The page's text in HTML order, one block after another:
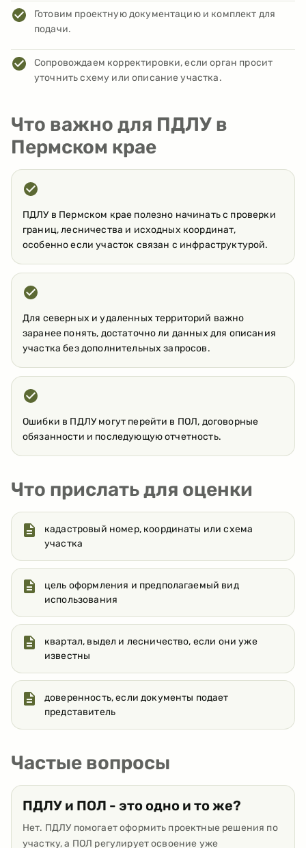
Готовим проектную документацию и комплект для
подачи.
Сопровождаем корректировки, если орган просит
уточнить схему или описание участка.
Что важно для ПДЛУ в
Пермском крае
ПДЛУ в Пермском крае полезно начинать с проверки
границ, лесничества и исходных координат,
особенно если участок связан с инфраструктурой.
Для северных и удаленных территорий важно
заранее понять, достаточно ли данных для описания
участка без дополнительных запросов.
Ошибки в ПДЛУ могут перейти в ПОЛ, договорные
обязанности и последующую отчетность.
Что прислать для оценки
кадастровый номер, координаты или схема
участка
цель оформления и предполагаемый вид
использования
квартал, выдел и лесничество, если они уже
известны
доверенность, если документы подает
представитель
Частые вопросы
ПДЛУ и ПОЛ - это одно и то же?
Нет. ПДЛУ помогает оформить проектные решения по
участку, а ПОЛ регулирует освоение уже